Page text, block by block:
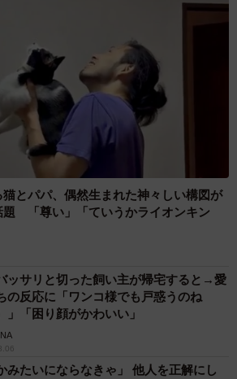
とパパ、偶然生まれた神々しい構図が
題 「尊い」「ていうかライオンキン
ッサリと切った飼い主が帰宅すると→愛
の反応に「ワンコ様でも戸惑うのね
」「困り顔がかわいい」
みたいにならなきゃ」 他人を正解にし